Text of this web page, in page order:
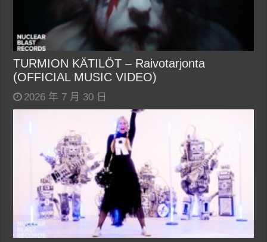
TURMION KÄTILÖT – Raivotarjonta
(OFFICIAL MUSIC VIDEO)
2026 年 7 月 30 日